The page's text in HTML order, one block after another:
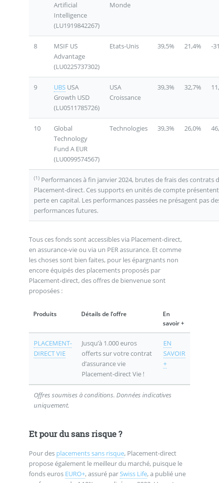
Artificial
Intelligence
(LU1919842267)
Monde
8
MSIF US
Advantage
(LU0225737302)
Etats-Unis 39,5% 21,4% -
9 UBSUSA
Growth USD
(LU0511785726)
USA
Croissance
39,3% 32,7%
10
Global
Technology
Fund A EUR
(LU0099574567)
Technologies 39,3% 26,0%
(1)Performances à fin janvier 2024, brutes de frais des contrats
Placement-direct. Ces supports en unités de compte
perte en capital. Les performances passées ne présagent pas
performances futures.
Tous ces fonds sont accessibles via Placement-direct,
en assurance-vie ou via un PER assurance. Et comme
les choses sont bien faites, pour les épargnants non
encore équipés des placements proposés par
Placement-direct, des offres de bienvenue sont
proposées :
Produits Détails de l’offre
En
savoir +
PLACEMENT-
DIRECT VIE
Jusqu’à 1.000 euros
offerts sur votre contrat
d’assurance vie
Placement-direct Vie !
EN
SAVOIR
+
Offres soumises à conditions. Données indicatives
uniquement.
Et pour du sans risque ?
Pour des placements sans risque, Placement-direct
propose également le meilleur du marché, puisque le
fonds euros EURO+, assuré parSwiss Life, a publié une